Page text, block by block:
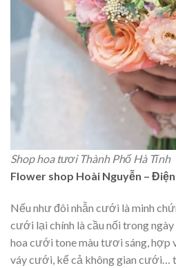
Shop hoa tươi Thành Phố Hà Tĩnh
Flower shop Hoài Nguyễn –
Nếu như đôi nhẫn cưới là minh
cưới lại chính là cầu nối trong
hoa cưới tone màu tươi sáng, hợp
váy cưới, kể cả không gian cưới…